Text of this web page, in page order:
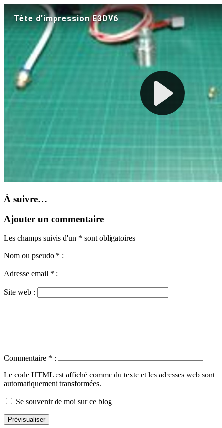
À suivre…
Ajouter un commentaire
Les champs suivis d'un * sont obligatoires
Nom ou pseudo * :
Adresse email * :
Site web :
Commentaire * :
Le code HTML est affiché comme du texte et les adresses web sont
automatiquement transformées.
Se souvenir de moi sur ce blog
Prévisualiser